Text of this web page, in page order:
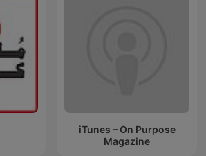
iTunes – On Purpose
Magazine